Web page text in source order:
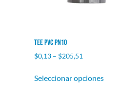
Tee PVC PN10
$0,13– $205,51
Seleccionar opciones